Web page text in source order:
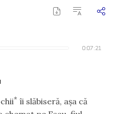
0:07:21
0:07:21
* îi slăbiseră, aşa că